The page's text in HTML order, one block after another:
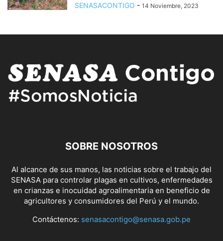
SENASACONTIGO - 14 Noviembre, 2023
SOBRE NOSOTROS
Al alcance de sus manos, las noticias sobre el trabajo del
SENASA para controlar plagas en cultivos, enfermedades
en crianzas e inocuidad agroalimentaria en beneficio de
agricultores y consumidores del Perú y el mundo.
Contáctenos: senasacontigo@senasa.gob.pe